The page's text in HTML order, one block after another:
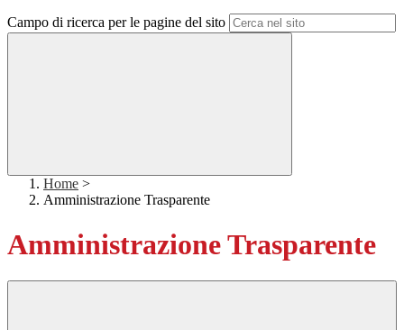
Campo di ricerca per le pagine del sito
Home >
Amministrazione Trasparente
Amministrazione Trasparente